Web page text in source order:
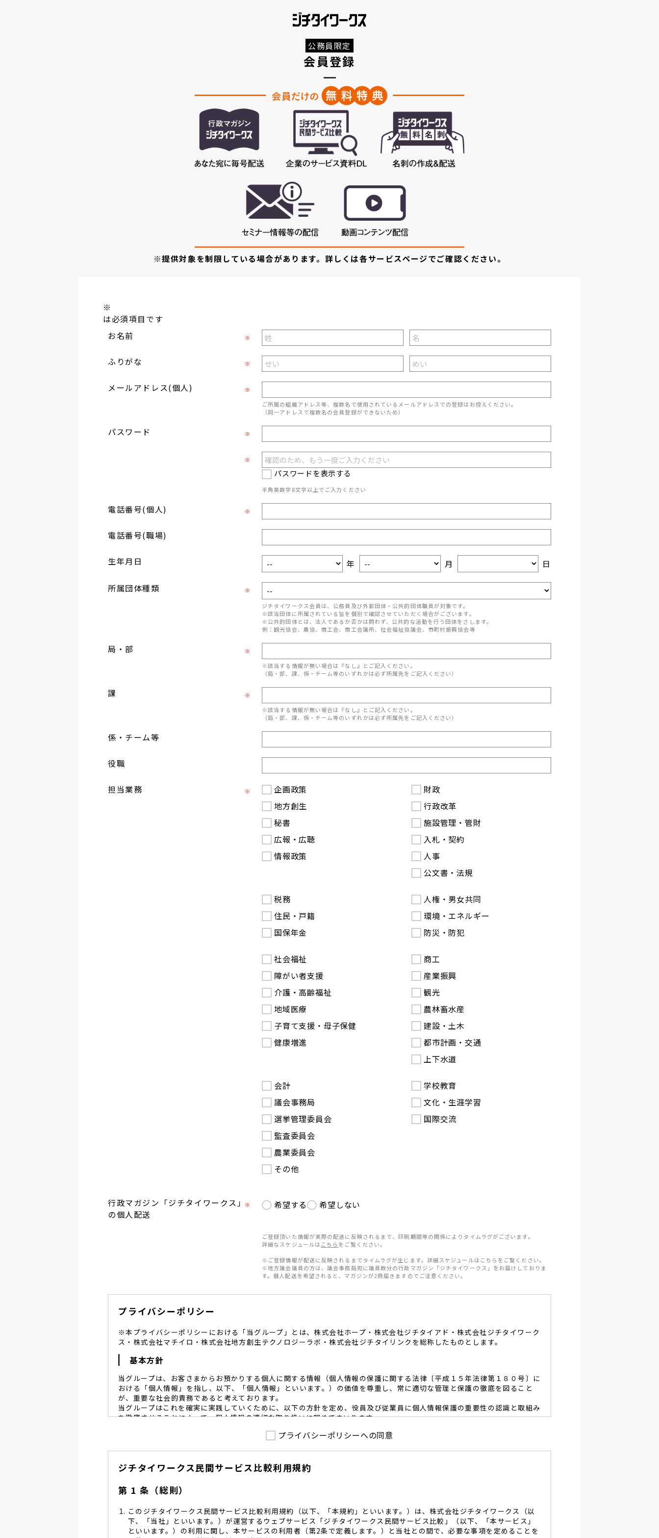
公務員限定
会員登録
※提供対象を制限している場合があります。詳しくは各サービスページでご確認ください。
※
は必須項目です
お名前
※
ふりがな ※
メールアドレス(個人)
※
ご所属の組織アドレス等、複数名で使用されているメールアドレスでの登録はお控えください。
（同一アドレスで複数名の会員登録ができないため）
パスワード ※
※
パスワードを表示する
半角英数字8文字以上でご入力ください
電話番号(個人) ※
電話番号(職場)
生年月日 年 月 日
所属団体種類
※
ジチタイワークス会員は、公務員及び外郭団体・公共的団体職員が対象です。
※該当団体に所属されている旨を個別で確認させていただく場合がございます。
※公共的団体とは、法人であるか否かは問わず、公共的な活動を行う団体をさします。
例：観光協会、農協、商工会、商工会議所、社会福祉協議会、市町村振興協会等
局・部
※
※該当する情報が無い場合は『なし』とご記入ください。
（局・部、課、係・チーム等のいずれかは必ず所属先をご記入ください）
課
※
※該当する情報が無い場合は『なし』とご記入ください。
（局・部、課、係・チーム等のいずれかは必ず所属先をご記入ください）
係・チーム等
役職
担当業務 ※
企画政策
地方創生
秘書
広報・広聴
情報政策
財政
行政改革
施設管理・管財
入札・契約
人事
公文書・法規
税務
住民・戸籍
国保年金
人権・男女共同
環境・エネルギー
防災・防犯
社会福祉
障がい者支援
介護・高齢福祉
地域医療
子育て支援・母子保健
健康増進
商工
産業振興
観光
農林畜水産
建設・土木
都市計画・交通
上下水道
会計
議会事務局
選挙管理委員会
監査委員会
農業委員会
その他
学校教育
文化・生涯学習
国際交流
行政マガジン「ジチタイワークス」
の個人配送
※ 希望する 希望しない
ご登録頂いた情報が実際の配送に反映されるまで、印刷期間等の関係によりタイムラグがございます。
詳細なスケジュールは こちら をご覧ください。
※ご登録情報が配送に反映されるまでタイムラグが生じます。詳細スケジュールはこちらをご覧ください。
※地方議会議員の方は、議会事務局宛に議員数分の行政マガジン「ジチタイワークス」をお届けしておりま
す。個人配送を希望されると、マガジンが2冊届きますのでご注意ください。
プライバシーポリシー
※本プライバシーポリシーにおける「当グループ」とは、株式会社ホープ・株式会社ジチタイアド・株式会社ジチタイワーク
ス・株式会社マチイロ・株式会社地方創生テクノロジーラボ・株式会社ジチタイリンクを総称したものとします。
基本方針
当グループは、お客さまからお預かりする個人に関する情報（個人情報の保護に関する法律〔平成１５年法律第１８０号〕に
おける「個人情報」を指し、以下、「個人情報」といいます。）の価値を尊重し、常に適切な管理と保護の徹底を図ること
が、重要な社会的責務であると考えております。
当グループはこれを確実に実践していくために、以下の方針を定め、役員及び従業員に個人情報保護の重要性の認識と取組み
を徹底させることによって、個人情報の適切な取り扱いに努めてまいります。
当グループは、個人情報保護に係る法令その他の規範を遵守するとともに、本ポリシーの内容を適宜見直し、その改善と
個人情報保護に努めます。
し、同意を得た必要な範囲内で適切な取得、利用目的の範囲内で利用を致します。
管理を求め、委託先を監督致します。
当グループは、お預かりする個人情報を正確かつ安全に保つとともに、不正アクセス・紛失・破壊・改竄・漏洩等に対す
る予防並びに是正の為、社内規程を整備し、必要かつ適切な措置を講じます。
当グループは、個人情報保護に関する社内のマネジメントシステムを定め、組織体制を整備し、役員及び従業員に徹底致
します。
プライバシーポリシーへの同意
ジチタイワークス民間サービス比較利用規約
第 1 条（総則）
このジチタイワークス民間サービス比較利用規約（以下、「本規約」といいます。）は、株式会社ジチタイワークス（以
下、「当社」といいます。）が運営するウェブサービス「ジチタイワークス民間サービス比較」（以下、「本サービス」
といいます。）の利用に関し、本サービスの利用者（第2条で定義します。）と当社との間で、必要な事項を定めることを